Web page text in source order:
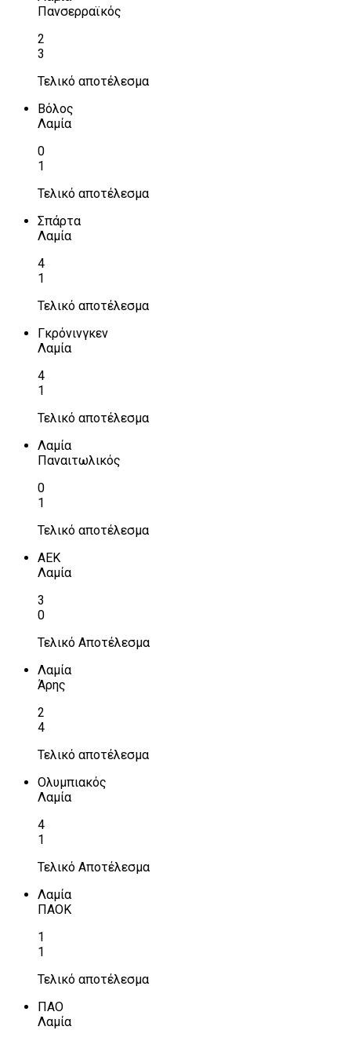
Πανσερραϊκός
2
3
Τελικό αποτέλεσμα
Βόλος
Λαμία
0
1
Τελικό αποτέλεσμα
Σπάρτα
Λαμία
4
1
Τελικό αποτέλεσμα
Γκρόνινγκεν
Λαμία
4
1
Τελικό αποτέλεσμα
Λαμία
Παναιτωλικός
0
1
Τελικό αποτέλεσμα
ΑΕΚ
Λαμία
3
0
Τελικό Αποτέλεσμα
Λαμία
Άρης
2
4
Τελικό αποτέλεσμα
Ολυμπιακός
Λαμία
4
1
Τελικό Αποτέλεσμα
Λαμία
ΠΑΟΚ
1
1
Τελικό αποτέλεσμα
ΠΑΟ
Λαμία